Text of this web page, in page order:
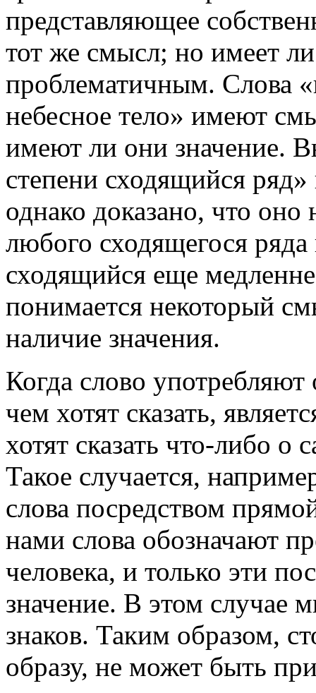
представляющее
тот же смысл; но имеет
проблематичным. Слова
небесное тело» имеют
имеют ли они значение.
степени сходящийся
однако доказано, что оно
любого сходящегося ряда
сходящийся еще
понимается некоторый
наличие значения.
Когда слово
чем хотят сказать,
хотят сказать что-либо
Такое случается,
слова посредством
нами слова обозначают
человека, и только эти
значение. В этом случае
знаков. Таким образом,
образу, не может быть